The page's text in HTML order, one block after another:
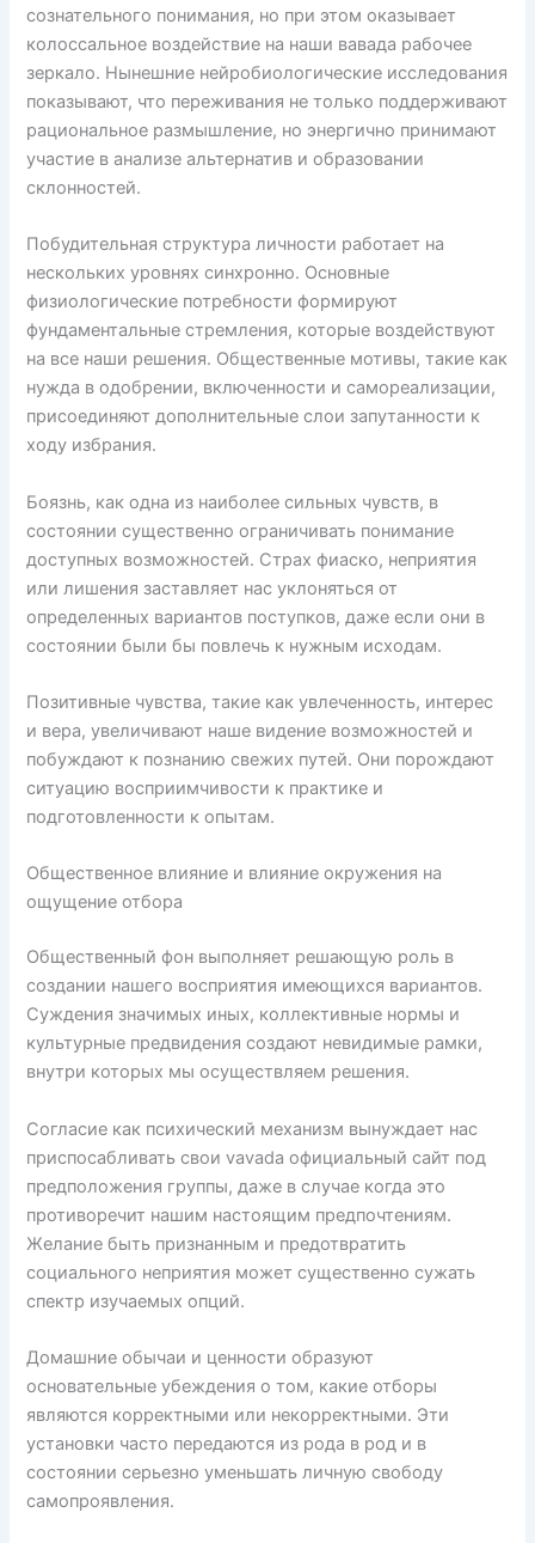
сознательного понимания, но при этом оказывает
колоссальное воздействие на наши вавада рабочее
зеркало. Нынешние нейробиологические исследования
показывают, что переживания не только поддерживают
рациональное размышление, но энергично принимают
участие в анализе альтернатив и образовании
склонностей.
Побудительная структура личности работает на
нескольких уровнях синхронно. Основные
физиологические потребности формируют
фундаментальные стремления, которые воздействуют
на все наши решения. Общественные мотивы, такие как
нужда в одобрении, включенности и самореализации,
присоединяют дополнительные слои запутанности к
ходу избрания.
Боязнь, как одна из наиболее сильных чувств, в
состоянии существенно ограничивать понимание
доступных возможностей. Страх фиаско, неприятия
или лишения заставляет нас уклоняться от
определенных вариантов поступков, даже если они в
состоянии были бы повлечь к нужным исходам.
Позитивные чувства, такие как увлеченность, интерес
и вера, увеличивают наше видение возможностей и
побуждают к познанию свежих путей. Они порождают
ситуацию восприимчивости к практике и
подготовленности к опытам.
Общественное влияние и влияние окружения на
ощущение отбора
Общественный фон выполняет решающую роль в
создании нашего восприятия имеющихся вариантов.
Суждения значимых иных, коллективные нормы и
культурные предвидения создают невидимые рамки,
внутри которых мы осуществляем решения.
Согласие как психический механизм вынуждает нас
приспосабливать свои vavada официальный сайт под
предположения группы, даже в случае когда это
противоречит нашим настоящим предпочтениям.
Желание быть признанным и предотвратить
социального неприятия может существенно сужать
спектр изучаемых опций.
Домашние обычаи и ценности образуют
основательные убеждения о том, какие отборы
являются корректными или некорректными. Эти
установки часто передаются из рода в род и в
состоянии серьезно уменьшать личную свободу
самопроявления.